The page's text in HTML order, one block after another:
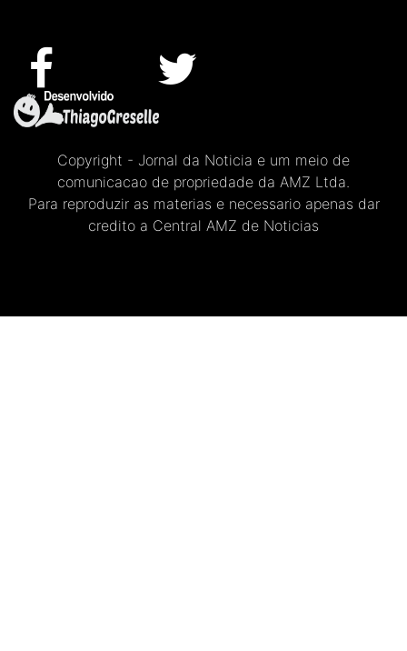
Copyright - Jornal da Noticia e um meio de
comunicacao de propriedade da AMZ Ltda.
Para reproduzir as materias e necessario apenas dar
credito a Central AMZ de Noticias